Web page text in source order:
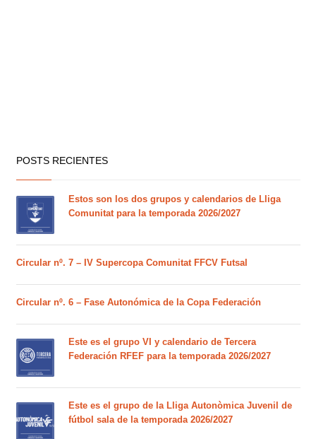
POSTS RECIENTES
Estos son los dos grupos y calendarios de Lliga
Comunitat para la temporada 2026/2027
Circular nº. 7 – IV Supercopa Comunitat FFCV Futsal
Circular nº. 6 – Fase Autonómica de la Copa Federación
Este es el grupo VI y calendario de Tercera
Federación RFEF para la temporada 2026/2027
Este es el grupo de la Lliga Autonòmica Juvenil de
fútbol sala de la temporada 2026/2027